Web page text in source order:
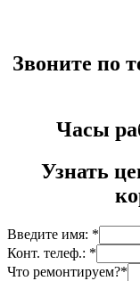
Звоните по
Часы
Узнать
Введите имя: *
Конт. телеф.: *
Что ремонтируем?*